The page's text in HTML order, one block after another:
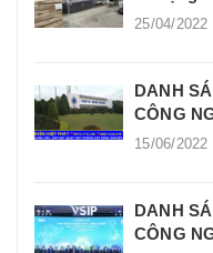
25/04/2022
DANH
CÔNG
15/06/2022
DANH
CÔNG